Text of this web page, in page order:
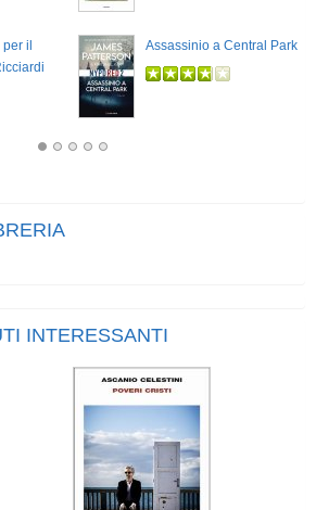
per il
Assassinio a Central Park
INTERESSANTI